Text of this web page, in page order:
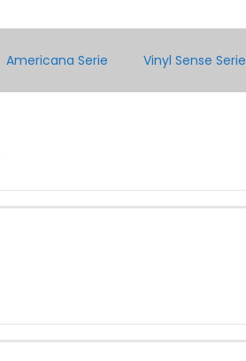
Americana Serie Vinyl Sense Serie